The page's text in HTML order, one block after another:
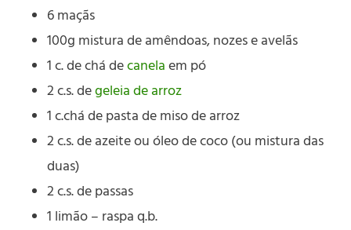
6 maçãs
100g mistura de amêndoas, nozes e avelãs
1 c. de chá decanelaem pó
2 c.s. degeleia de arroz
1 c.chá de pasta de miso de arroz
2 c.s. de azeite ou óleo de coco (ou mistura das
duas)
2 c.s. de passas
1 limão – raspa q.b.